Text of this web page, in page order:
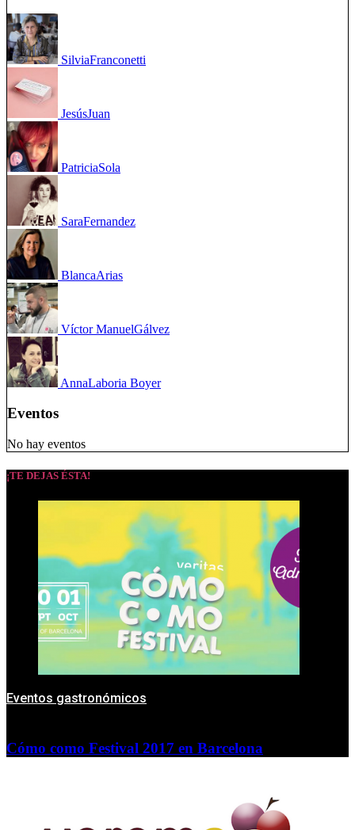
SilviaFranconetti
JesúsJuan
PatriciaSola
SaraFernandez
BlancaArias
Víctor ManuelGálvez
AnnaLaboria Boyer
Eventos
No hay eventos
¡TE DEJAS ÉSTA!
Eventos gastronómicos
Cómo como Festival 2017 en Barcelona